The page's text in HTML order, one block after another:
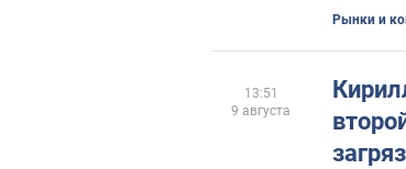
Рынки и
13:51
9 августа